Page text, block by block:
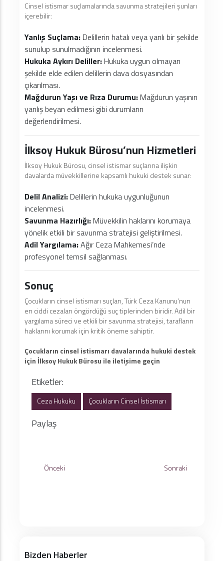
Cinsel istismar suçlamalarında savunma stratejileri şunları
içerebilir:
Yanlış Suçlama: Delillerin hatalı veya yanlı bir şekilde
sunulup sunulmadığının incelenmesi.
Hukuka Aykırı Deliller: Hukuka uygun olmayan
şekilde elde edilen delillerin dava dosyasından
çıkarılması.
Mağdurun Yaşı ve Rıza Durumu: Mağdurun yaşının
yanlış beyan edilmesi gibi durumların
değerlendirilmesi.
İlksoy Hukuk Bürosu’nun Hizmetleri
İlksoy Hukuk Bürosu, cinsel istismar suçlarına ilişkin
davalarda müvekkillerine kapsamlı hukuki destek sunar:
Delil Analizi: Delillerin hukuka uygunluğunun
incelenmesi.
Savunma Hazırlığı: Müvekkilin haklarını korumaya
yönelik etkili bir savunma stratejisi geliştirilmesi.
Adil Yargılama:Ağır Ceza Mahkemesi’nde
profesyonel temsil sağlanması.
Sonuç
Çocukların cinsel istismarı suçları, Türk Ceza Kanunu’nun
en ciddi cezaları öngördüğü suç tiplerinden biridir. Adil bir
yargılama süreci ve etkili bir savunma stratejisi, tarafların
haklarını korumak için kritik öneme sahiptir.
Çocukların cinsel istismarı davalarında hukuki destek
için İlksoy Hukuk Bürosu ile iletişime geçin
Etiketler:
Ceza Hukuku Çocukların Cinsel İstismarı
Paylaş
Önceki Sonraki
Bizden Haberler